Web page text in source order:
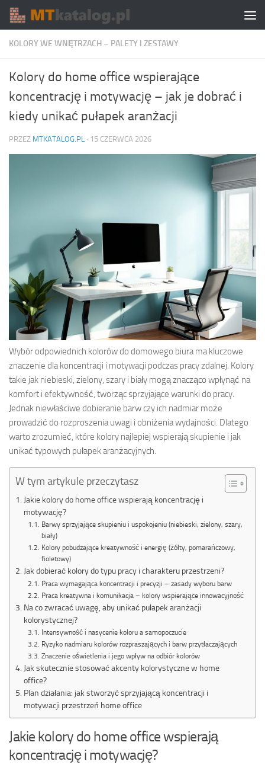
Skip to content
KOLORY WE WNĘTRZACH – PALETY I ZESTAWY
Kolory do home office wspierające
koncentrację i motywację – jak je dobrać i
kiedy unikać pułapek aranżacji
PRZEZ MTKATALOG.PL · 15 CZERWCA 2026
Wybór odpowiednich kolorów do domowego biura ma kluczowe
znaczenie dla koncentracji i motywacji podczas pracy zdalnej. Kolory
takie jak niebieski, zielony, szary i biały mogą znacząco wpłynąć na
komfort i efektywność, tworząc sprzyjające warunki do pracy.
Jednak niewłaściwe dobieranie barw czy ich nadmiar może
prowadzić do rozproszenia uwagi i obniżenia wydajności. Dlatego
warto zrozumieć, które kolory najlepiej wspierają skupienie i jak
unikać typowych pułapek aranżacyjnych.
W tym artykule przeczytasz
Jakie kolory do home office wspierają koncentrację i
motywację?
Barwy sprzyjające skupieniu i uspokojeniu (niebieski, zielony, szary,
biały)
Kolory pobudzające kreatywność i energię (żółty, pomarańczowy,
fioletowy)
Jak dobierać kolory do typu pracy i charakteru przestrzeni?
Praca wymagająca koncentracji i precyzji – zasady wyboru barw
Praca kreatywna i komunikacja – kolory wspierające innowacyjność
Na co zwracać uwagę, aby unikać pułapek aranżacji
kolorystycznej?
Intensywność i nasycenie koloru a samopoczucie
Ryzyko nadmiaru kolorów rozpraszających i barw przytłaczających
Znaczenie oświetlenia i jego wpływ na odbiór kolorów
Jak skutecznie stosować akcenty kolorystyczne w home
office?
Plan działania: jak stworzyć sprzyjającą koncentracji i
motywacji przestrzeń home office
Jakie kolory do home office wspierają
koncentrację i motywację?